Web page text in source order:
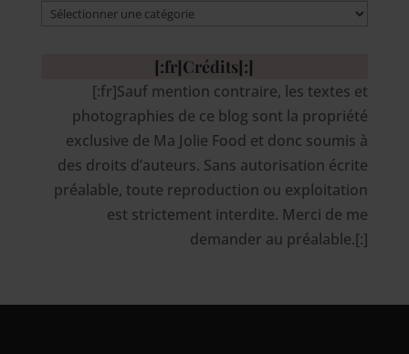
[:fr]Recettes[:en]Recipes[:]
[:fr]Crédits[:]
[:fr]Sauf mention contraire, les textes et
photographies de ce blog sont la propriété
exclusive de Ma Jolie Food et donc soumis à
des droits d’auteurs. Sans autorisation écrite
préalable, toute reproduction ou exploitation
est strictement interdite. Merci de me
demander au préalable.[:]